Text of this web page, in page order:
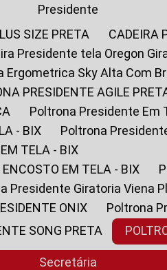
Presidente
SIZE PRETA
Presidente tela Oregon
Ergometrica Sky Alta Com
PRESIDENTE AGILE
Poltrona Presidente Em
- BIX
Poltrona
TELA - BIX
ENCOSTO EM TELA - BIX
Presidente Giratoria Viena
ONIX
Poltrona
SONG PRETA
Secretária